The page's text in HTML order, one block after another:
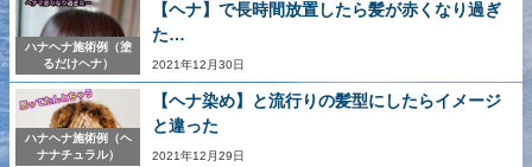
ハナヘナ施術例（塗
るだけヘナ）
【ヘナ】で長時間放置したら髪が赤くなり過ぎ
た…
2021年12月30日
ハナヘナ施術例（ヘ
ナナチュラル）
【ヘナ染め】と流行りの髪型にしたらイメージ
と違った
2021年12月29日